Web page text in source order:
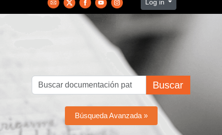
Log in
Buscar
Búsqueda Avanzada »